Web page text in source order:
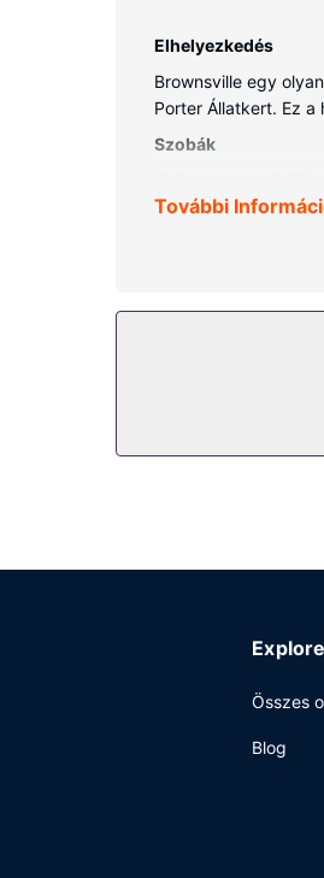
Elhelyezkedés
Brownsville egy
Porter Állatkert. Ez a
Szobák
internet-hozzáférés
A szálláshely
A szálláshelyen 24
További
Összes
Blog